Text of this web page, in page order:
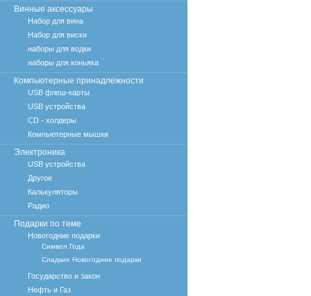
Винные аксессуары
Набор для вина
Набор для виски
наборы для водки
наборы для коньяка
Компьютерные принадлежности
USB флеш-карты
USB устройства
CD - холдеры
Компьютерные мышки
Электроника
USB устройства
Другое
Калькуляторы
Радио
Подарки по теме
Новогодние подарки
Символ Года
Сладкие Новогодние подарки
Государство и закон
Нефть и Газ